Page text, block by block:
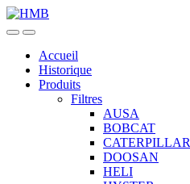
Skip
to
Skip
to
Accueil
Historique
Produits
Filtres
AUSA
BOBCAT
CATERPILLAR
DOOSAN
HELI